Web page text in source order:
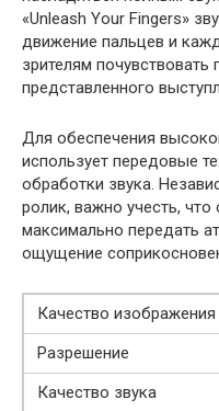
«Unleash Your Fingers»
движение пальцев и
зрителям почувствовать
представленного
Для обеспечения
использует передовые
обработки звука.
ролик, важно учесть,
максимально передать
ощущение
Качество изображения
Разрешение
Качество звука